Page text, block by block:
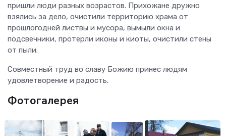
пришли люди разных возрастов. Прихожане дружно
взялись за дело, очистили территорию храма от
прошлогодней листвы и мусора, вымыли окна и
подсвечники, протерли иконы и киоты, очистили стены
от пыли.
Совместный труд во славу Божию принес людям
удовлетворение и радость.
Фотогалерея